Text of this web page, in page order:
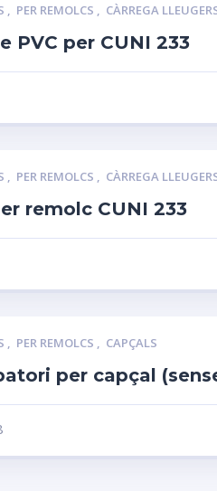
, PER REMOLCS , CÀRREGA
PVC per CUNI 233
, PER REMOLCS , CÀRREGA
remolc CUNI 233
, PER REMOLCS , CAPÇALS
per capçal